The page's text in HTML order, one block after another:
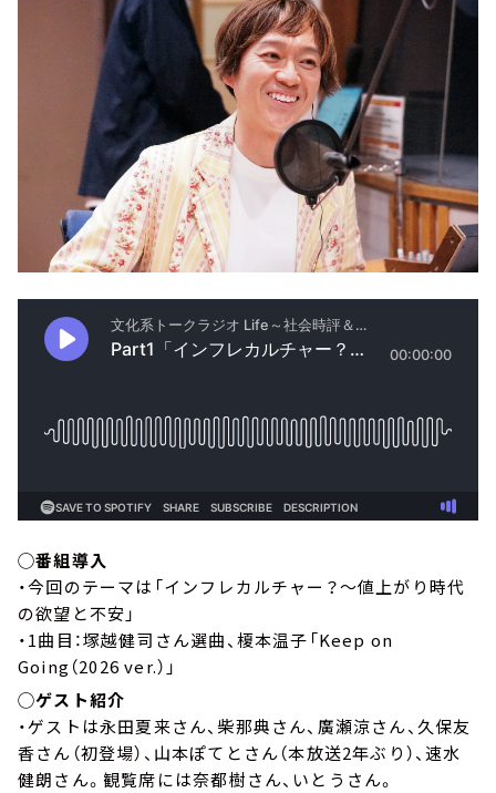
◯番組導入
・今回のテーマは「インフレカルチャー？～値上がり時代
の欲望と不安」
・1曲目：塚越健司さん選曲、榎本温子「Keep on
Going（2026 ver.）」
◯ゲスト紹介
・ゲストは永田夏来さん、柴那典さん、廣瀬涼さん、久保友
香さん（初登場）、山本ぽてとさん（本放送2年ぶり）、速水
健朗さん。観覧席には奈都樹さん、いとうさん。